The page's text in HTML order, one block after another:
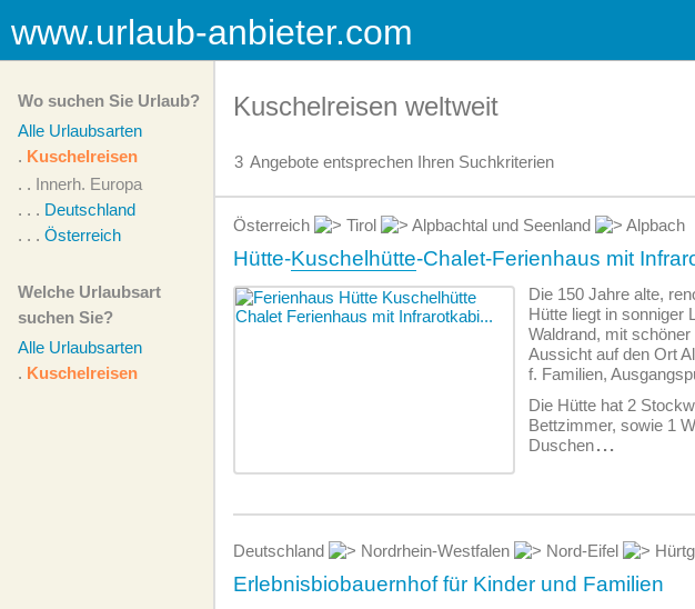
www.urlaub-anbieter.com
Wo suchen Sie Urlaub?
Alle Urlaubsarten
. Kuschelreisen
. . Innerh. Europa
. . . Deutschland
. . . Österreich
Welche Urlaubsart
suchen Sie?
Alle Urlaubsarten
. Kuschelreisen
Kuschelreisen weltweit
3 Angebote entsprechen Ihren Suchkriterien
Österreich Tirol Alpbachtal und Seenland Alpbach
Hütte-Kuschelhütte-Chalet-Ferienhaus mit
Die 150 Jahre alte,
Hütte liegt in sonniger
Waldrand, mit schöner
Aussicht auf den Ort
f. Familien,
Die Hütte hat 2
Bettzimmer, sowie 1
Duschen...
Deutschland Nordrhein-Westfalen Nord-Eifel
Erlebnisbiobauernhof für Kinder und Familien